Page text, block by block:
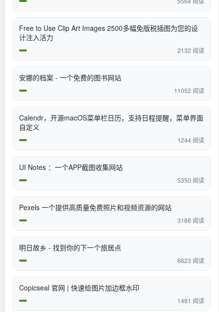
Free to Use Clip Art Images 2500多幅免版税插图为您的设
计注入活力
2132 阅读
安娜的档案 - 一个免费的图书网站
11052 阅读
Calendr，开源macOS菜单栏日历，支持日程提醒，菜单界面
自定义
1244 阅读
UI Notes ：一个APP截图收集网站
5350 阅读
​Pexels 一个提供高质量免费照片和视频资源的网站
3166 阅读
明日故乡 - 找到你的下一个旅居点
6623 阅读
Copicseal 官网 | 快速给图片加边框水印
1481 阅读